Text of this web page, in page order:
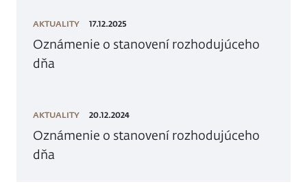
AKTUALITY 17.12.2025
Oznámenie o stanovení rozhodujúceho
dňa
AKTUALITY 20.12.2024
Oznámenie o stanovení rozhodujúceho
dňa